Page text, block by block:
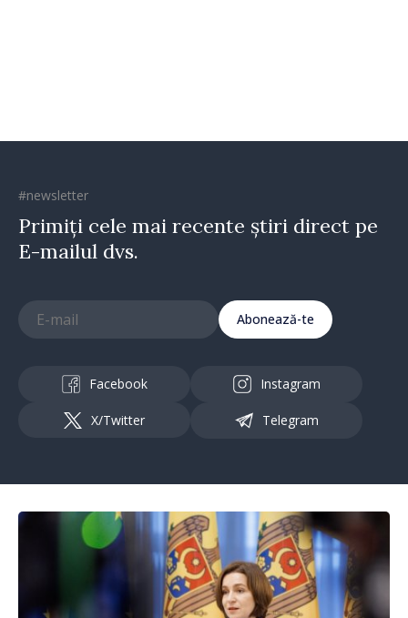
#newsletter
Primiți cele mai recente știri direct pe
E-mailul dvs.
Abonează-te
Facebook Instagram
X/Twitter Telegram